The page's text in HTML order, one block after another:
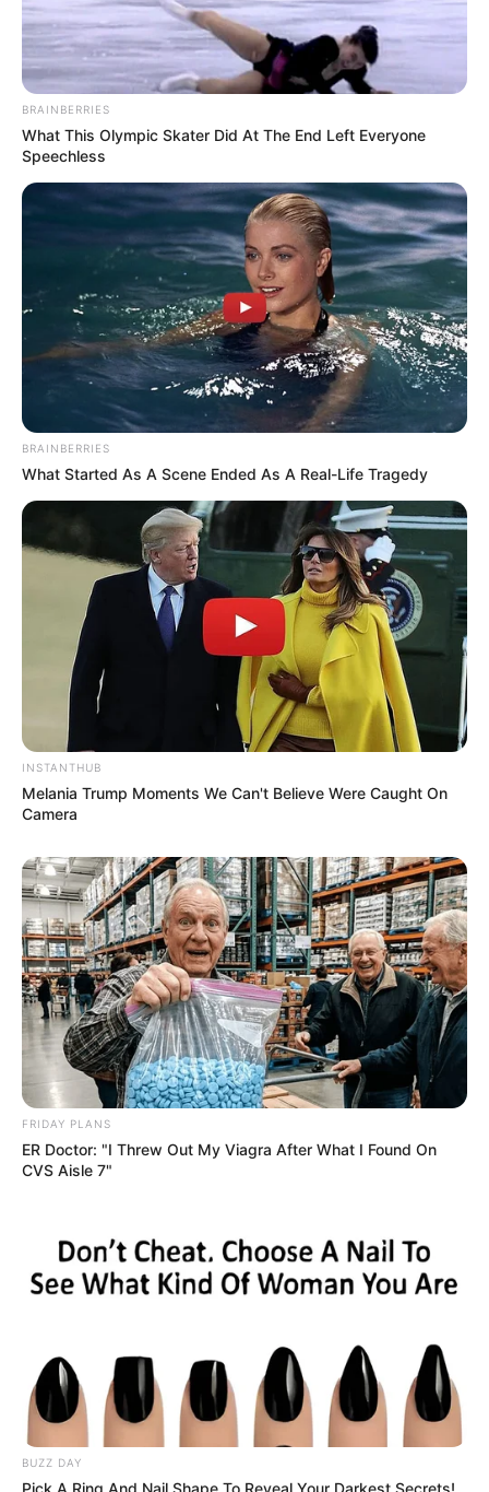
Szerző
More by Szerző
BRAINBERRIES
What This Olympic Skater Did At The End Left Everyone
Speechless
BRAINBERRIES
What Started As A Scene Ended As A Real-Life Tragedy
INSTANTHUB
Melania Trump Moments We Can't Believe Were Caught On
Camera
FRIDAY PLANS
ER Doctor: "I Threw Out My Viagra After What I Found On
CVS Aisle 7"
BUZZ DAY